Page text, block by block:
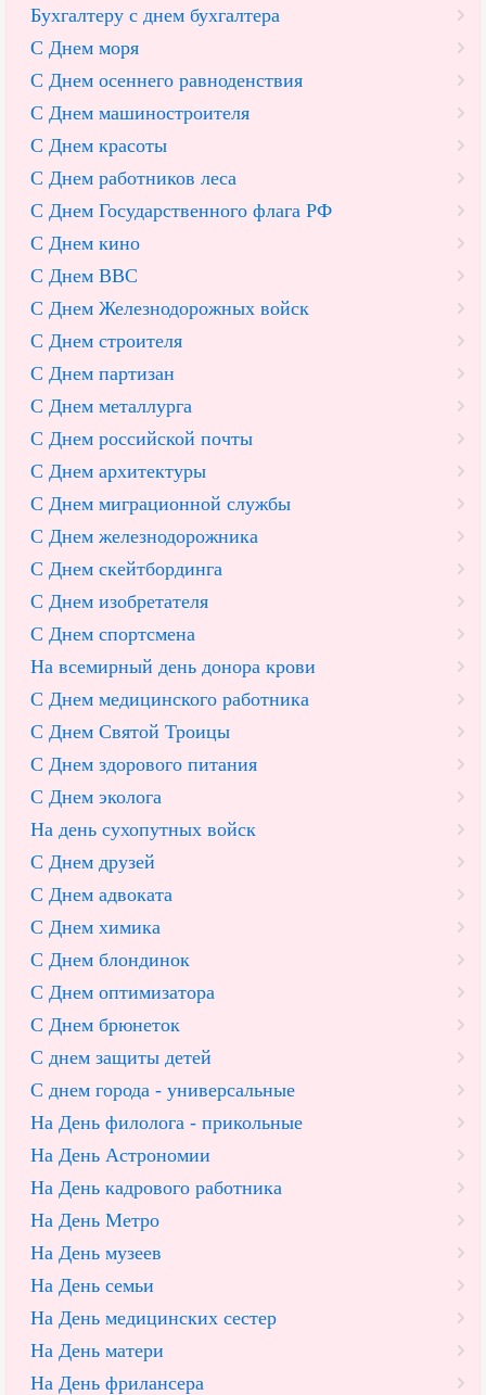
Бухгалтеру с днем бухгалтера
С Днем моря
С Днем осеннего равноденствия
С Днем машиностроителя
С Днем красоты
С Днем работников леса
С Днем Государственного флага РФ
С Днем кино
С Днем ВВС
С Днем Железнодорожных войск
С Днем строителя
С Днем партизан
С Днем металлурга
С Днем российской почты
С Днем архитектуры
С Днем миграционной службы
С Днем железнодорожника
С Днем скейтбординга
С Днем изобретателя
С Днем спортсмена
На всемирный день донора крови
С Днем медицинского работника
С Днем Святой Троицы
С Днем здорового питания
С Днем эколога
На день сухопутных войск
С Днем друзей
С Днем адвоката
С Днем химика
С Днем блондинок
С Днем оптимизатора
С Днем брюнеток
С днем защиты детей
С днем города - универсальные
На День филолога - прикольные
На День Астрономии
На День кадрового работника
На День Метро
На День музеев
На День семьи
На День медицинских сестер
На День матери
На День фрилансера